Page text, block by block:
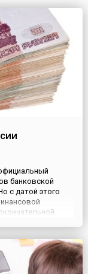
банковской
с датой этого